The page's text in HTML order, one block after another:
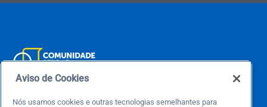
O Sebrae não se responsabiliza pelo conteúdo publicado por terceiros.
Aviso de Cookies
Nós usamos cookies e outras tecnologias semelhantes para